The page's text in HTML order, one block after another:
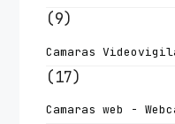
(9)
Camaras
(17)
Camaras web -